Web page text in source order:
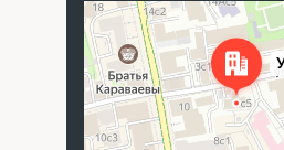
Москва
Успенский переулок, 4с5 —